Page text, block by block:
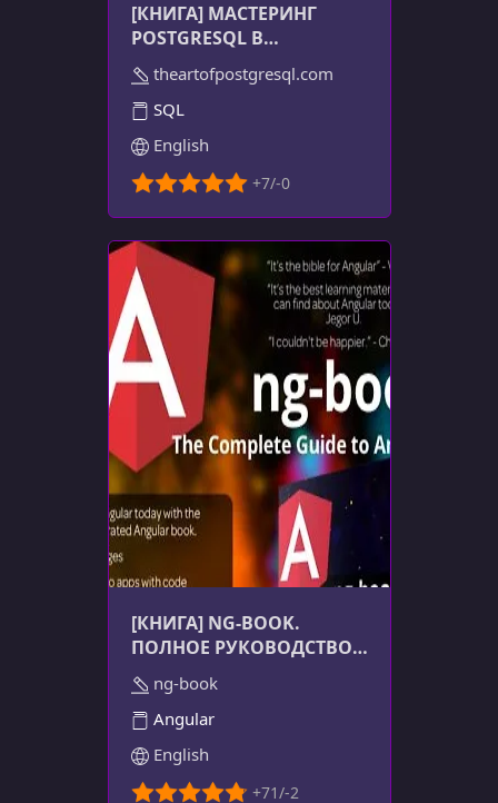
[КНИГА] МАСТЕРИНГ
POSTGRESQL В
РАЗРАБОТКЕ
ПРИЛОЖЕНИЙ
theartofpostgresql.com
SQL
English
[КНИГА] NG-BOOK.
ПОЛНОЕ РУКОВОДСТВО
ПО ANGULAR 11 (+ВИДЕО)
ng-book
Angular
English